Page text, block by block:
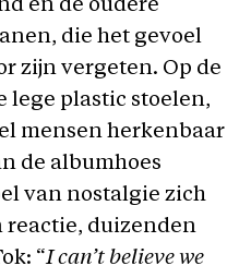
en de oudere
die het gevoel
zijn vergeten. Op de
lege plastic stoelen,
mensen herkenbaar
de albumhoes
van nostalgie zich
reactie, duizenden
“I can’t believe we